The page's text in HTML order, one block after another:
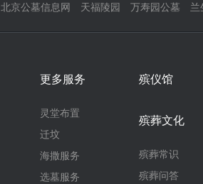
北京公墓信息网 天福陵园 万寿园公墓 兰
更多服务
灵堂布置
迁坟
海撒服务
选墓服务
殡仪馆
殡葬文化
殡葬常识
殡葬问答